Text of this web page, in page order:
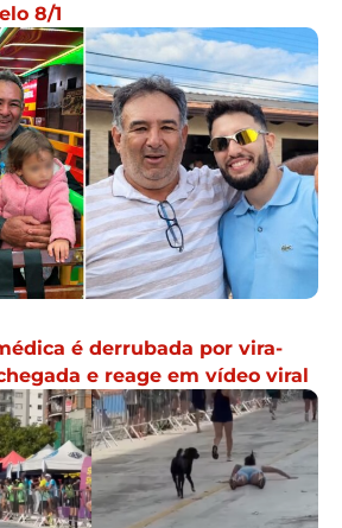
8/1
é derrubada por vira-
e reage em vídeo viral